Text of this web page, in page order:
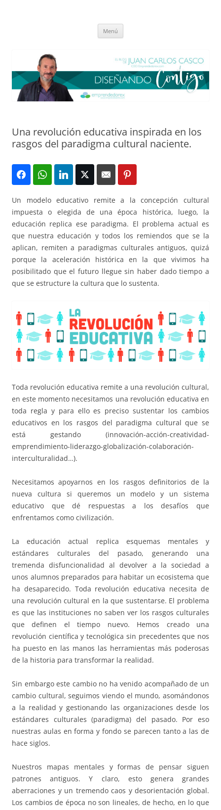
Menú
Una revolución educativa inspirada en los
rasgos del paradigma cultural naciente.
Un modelo educativo remite a la concepción cultural
impuesta o elegida de una época histórica, luego, la
educación replica ese paradigma. El problema actual es
que nuestra educación y todos los remiendos que se la
aplican, remiten a paradigmas culturales antiguos, quizá
porque la aceleración histórica en la que vivimos ha
posibilitado que el futuro llegue sin haber dado tiempo a
que se estructure la cultura que lo sustenta.
Toda revolución educativa remite a una revolución cultural,
en este momento necesitamos una revolución educativa en
toda regla y para ello es preciso sustentar los cambios
educativos en los rasgos del paradigma cultural que se
está gestando (innovación-acción-creatividad-
emprendimiento-liderazgo-globalización-colaboración-
interculturalidad…).
Necesitamos apoyarnos en los rasgos definitorios de la
nueva cultura si queremos un modelo y un sistema
educativo que dé respuestas a los desafíos que
enfrentamos como civilización.
La educación actual replica esquemas mentales y
estándares culturales del pasado, generando una
tremenda disfuncionalidad al devolver a la sociedad a
unos alumnos preparados para habitar un ecosistema que
ha desaparecido. Toda revolución educativa necesita de
una revolución cultural en la que sustentarse. El problema
es que las instituciones no saben ver los rasgos culturales
que definen el tiempo nuevo. Hemos creado una
revolución científica y tecnológica sin precedentes que nos
ha puesto en las manos las herramientas más poderosas
de la historia para transformar la realidad.
Sin embargo este cambio no ha venido acompañado de un
cambio cultural, seguimos viendo el mundo, asomándonos
a la realidad y gestionando las organizaciones desde los
estándares culturales (paradigma) del pasado. Por eso
nuestras aulas en forma y fondo se parecen tanto a las de
hace siglos.
Nuestros mapas mentales y formas de pensar siguen
patrones antiguos. Y claro, esto genera grandes
aberraciones y un tremendo caos y desorientación global.
Los cambios de época no son lineales, de hecho, en lo que